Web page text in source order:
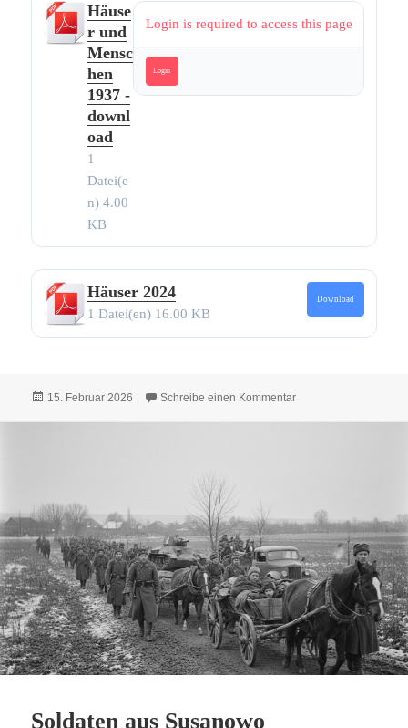
Häuse
r und
Mensc
hen
1937 -
downl
oad
1
Datei(e
n) 4.00
KB
Login is required to access this page
Login
Häuser 2024
1 Datei(en) 16.00 KB
Download
Veröffentlicht
15. Februar 2026 Schreibe einen Kommentarzu Alle Texte und
Soldaten aus Susanowo